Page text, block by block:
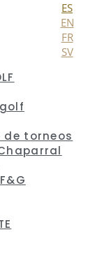
ES
EN
FR
SV
torneos